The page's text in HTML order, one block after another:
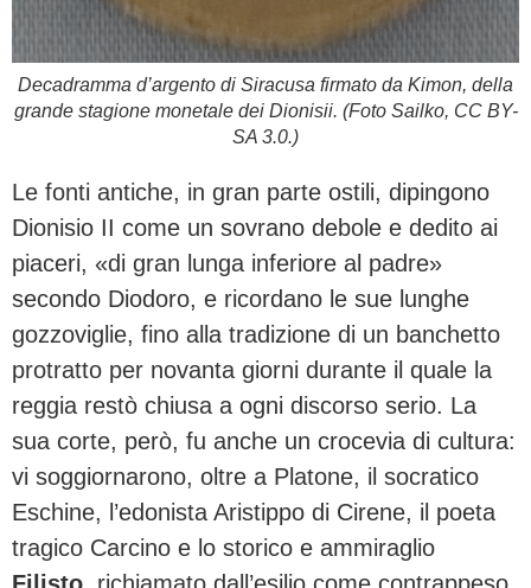
Decadramma d’argento di Siracusa firmato da Kimon, della
grande stagione monetale dei Dionisii. (Foto Sailko, CC BY-
SA 3.0.)
Le fonti antiche, in gran parte ostili, dipingono
Dionisio II come un sovrano debole e dedito ai
piaceri, «di gran lunga inferiore al padre»
secondo Diodoro, e ricordano le sue lunghe
gozzoviglie, fino alla tradizione di un banchetto
protratto per novanta giorni durante il quale la
reggia restò chiusa a ogni discorso serio. La
sua corte, però, fu anche un crocevia di cultura:
vi soggiornarono, oltre a Platone, il socratico
Eschine, l’edonista Aristippo di Cirene, il poeta
tragico Carcino e lo storico e ammiraglio